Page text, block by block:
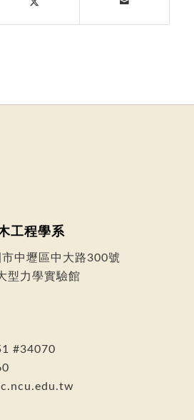
工程學系
中壢區中大路300號
型力學實驗館
#34070